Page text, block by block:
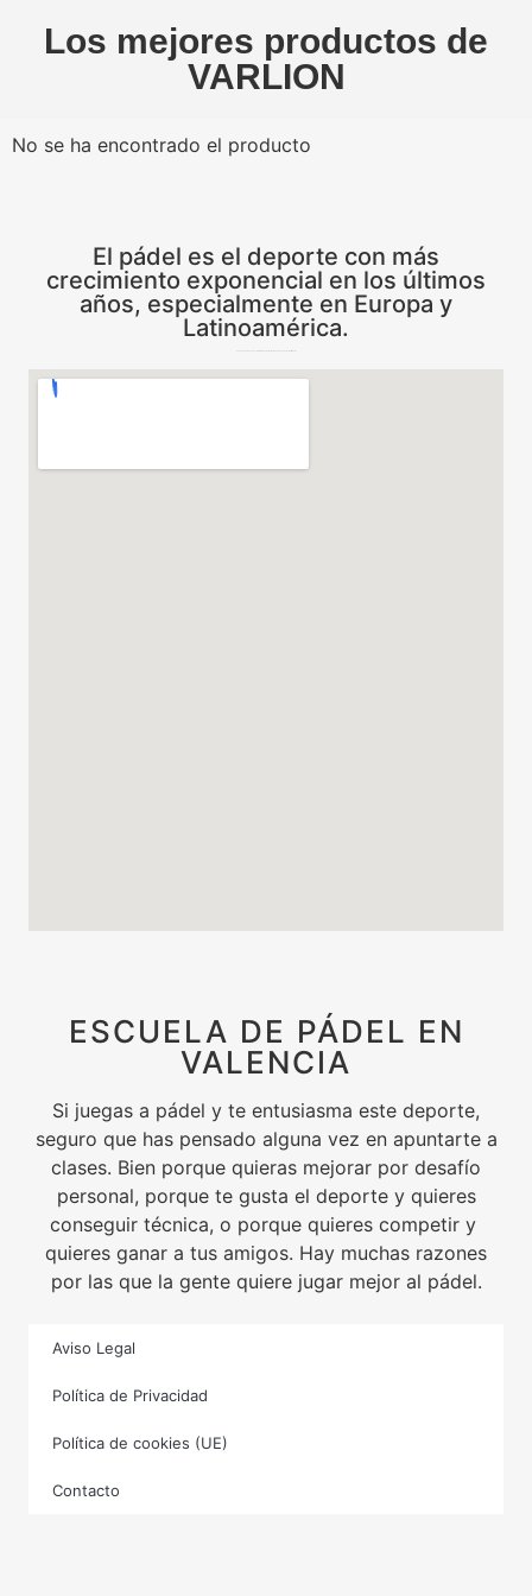
Los mejores productos de
VARLION
No se ha encontrado el producto
El pádel es el deporte con más
crecimiento exponencial en los últimos
años, especialmente en Europa y
Latinoamérica.
ESCUELA DE PÁDEL EN
VALENCIA
Si juegas a pádel y te entusiasma este deporte,
seguro que has pensado alguna vez en apuntarte a
clases. Bien porque quieras mejorar por desafío
personal, porque te gusta el deporte y quieres
conseguir técnica, o porque quieres competir y
quieres ganar a tus amigos. Hay muchas razones
por las que la gente quiere jugar mejor al pádel.
Aviso Legal
Política de Privacidad
Política de cookies (UE)
Contacto